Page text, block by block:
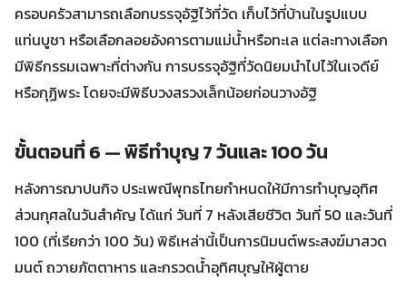
ครอบครัวสามารถเลือกบรรจุอัฐิไว้ที่วัด เก็บไว้ที่บ้านในรูปแบบ
แท่นบูชา หรือเลือกลอยอังคารตามแม่น้ำหรือทะเล แต่ละทางเลือก
มีพิธีกรรมเฉพาะที่ต่างกัน การบรรจุอัฐิที่วัดนิยมนำไปไว้ในเจดีย์
หรือกุฏิพระ โดยจะมีพิธีบวงสรวงเล็กน้อยก่อนวางอัฐิ
ขั้นตอนที่ 6 — พิธีทำบุญ 7 วันและ 100 วัน
หลังการฌาปนกิจ ประเพณีพุทธไทยกำหนดให้มีการทำบุญอุทิศ
ส่วนกุศลในวันสำคัญ ได้แก่ วันที่ 7 หลังเสียชีวิต วันที่ 50 และวันที่
100 (ที่เรียกว่า 100 วัน) พิธีเหล่านี้เป็นการนิมนต์พระสงฆ์มาสวด
มนต์ ถวายภัตตาหาร และกรวดน้ำอุทิศบุญให้ผู้ตาย